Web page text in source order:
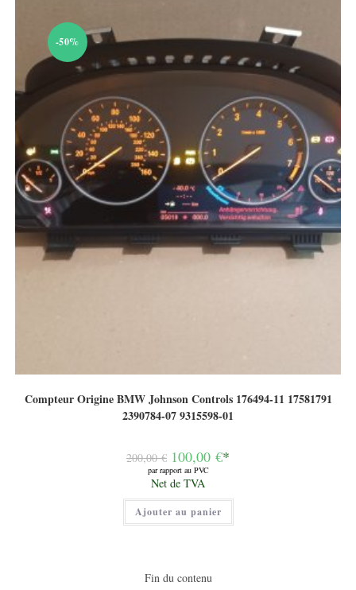
-50%
Compteur Origine BMW Johnson Controls 176494-11 17581791
2390784-07 9315598-01
200,00€ Le
prix
initial
était :
200,00 €.
100,00 €*
par rapport au PVC
Le
prix
actuel
est :
100,00 €.
Net de TVA
Ajouter au panier
Fin du contenu